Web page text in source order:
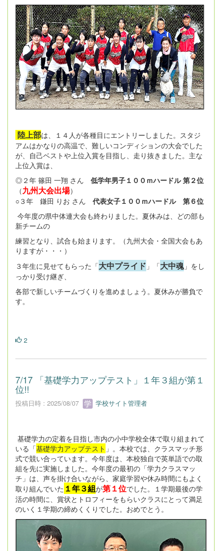
陸上部は、１４人が各種目にエントリーしました。スタジ
アムはかなりの高温で、難しいコンディションの大会でした
が、自己ベストや上位入賞を目指し、走り抜きました。主な
上位入賞は、
◎２年 篠田 一翔 さん 低学年男子１００ｍハードル 第２位
（九州大会出場）
○３年 鎌田 りお さん 代表女子１００ｍハードル 第６位
今年度の県中体連大会も終わりました。夏休みは、どの部も
新チームの
練習となり、試合も始まります。（九州大会・全国大会もあ
りますが・・・）
３年生に見せてもらった「大中プライド 」「大中魂」をし
っかり受け継ぎ、
各部で新しいチームづくりを進めましょう。夏休みが勝負で
す。
2
7/17 「基礎学力アップテスト」１年３組が第１
位!!
投稿日時 : 2025/08/07 学校サイト管理者
基礎学力の定着を目指し市内の小中学校全体で取り組まれて
いる「基礎学力アップテスト 」。本校では、クラスマッチ形
式で競い合っています。今年度は、本校独自で英単語での取
組を先に実施しました。今年度の最初の「学力クラスマッ
チ」は、声を掛け合いながら、家庭学習や休み時間にもよく
取り組んでいた １年３組が第１位でした。１学期最後の学
活の時間に、賞状とトロフィーをもらいクラスにとって満足
のいく１学期の締めくくりでした。おめでとう。